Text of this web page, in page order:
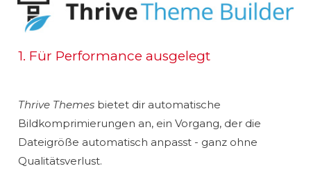
1. Für Performance ausgelegt
Thrive Themes bietet dir automatische
Bildkomprimierungen an, ein Vorgang, der die
Dateigröße automatisch anpasst - ganz ohne
Qualitätsverlust.